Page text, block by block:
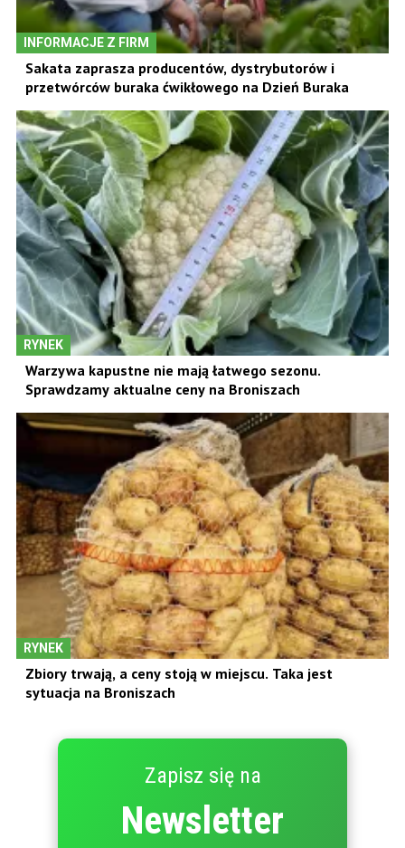
INFORMACJE Z FIRM
Sakata zaprasza producentów, dystrybutorów i
przetwórców buraka ćwikłowego na Dzień Buraka
RYNEK
Warzywa kapustne nie mają łatwego sezonu.
Sprawdzamy aktualne ceny na Broniszach
RYNEK
Zbiory trwają, a ceny stoją w miejscu. Taka jest
sytuacja na Broniszach
Zapisz się na
Newsletter